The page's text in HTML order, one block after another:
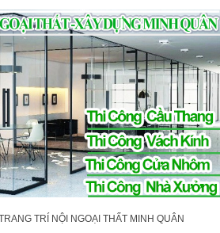
TRÍ NỘI NGOẠI THẤT MINH QUÂN